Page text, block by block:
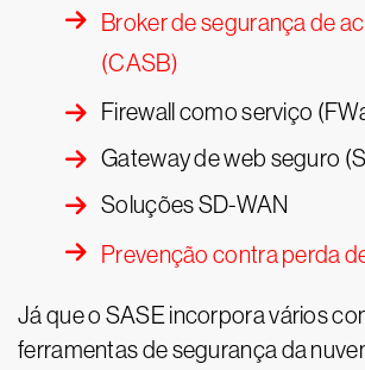
Broker de segurança de
(CASB)
Firewall como serviço
Gateway de web seguro
Soluções SD-WAN
Prevenção contra perda
Já que o SASE incorpora vários
ferramentas de segurança da